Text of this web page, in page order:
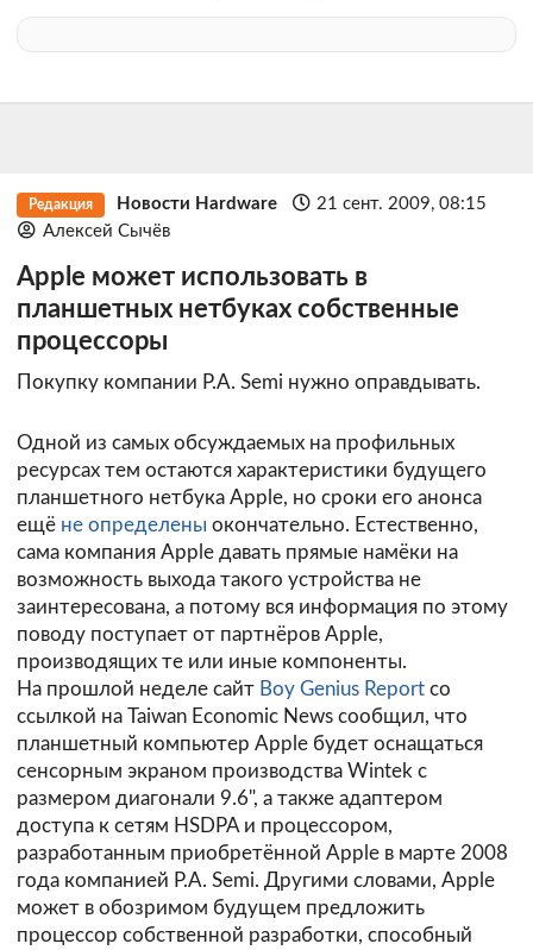
Редакция Новости Hardware
21 сент. 2009, 08:15
Алексей Сычёв
Apple может использовать в
планшетных нетбуках собственные
процессоры
Покупку компании P.A. Semi нужно оправдывать.
Одной из самых обсуждаемых на профильных
ресурсах тем остаются характеристики будущего
планшетного нетбука Apple, но сроки его анонса
ещё не определены окончательно. Естественно,
сама компания Apple давать прямые намёки на
возможность выхода такого устройства не
заинтересована, а потому вся информация по этому
поводу поступает от партнёров Apple,
производящих те или иные компоненты.
На прошлой неделе сайт Boy Genius Report со
ссылкой на Taiwan Economic News сообщил, что
планшетный компьютер Apple будет оснащаться
сенсорным экраном производства Wintek с
размером диагонали 9.6", а также адаптером
доступа к сетям HSDPA и процессором,
разработанным приобретённой Apple в марте 2008
года компанией P.A. Semi. Другими словами, Apple
может в обозримом будущем предложить
процессор собственной разработки, способный